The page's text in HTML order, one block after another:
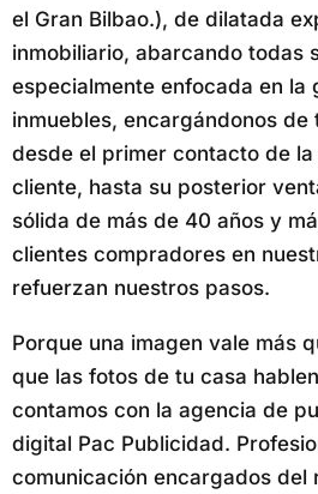
el Gran Bilbao.), de dilatada
inmobiliario, abarcando todas
especialmente enfocada en la
inmuebles, encargándonos de
desde el primer contacto de
cliente, hasta su posterior
sólida de más de 40 años y
clientes compradores en
refuerzan nuestros pasos.
Porque una imagen vale más
que las fotos de tu casa
contamos con la agencia de
digital Pac Publicidad.
comunicación encargados